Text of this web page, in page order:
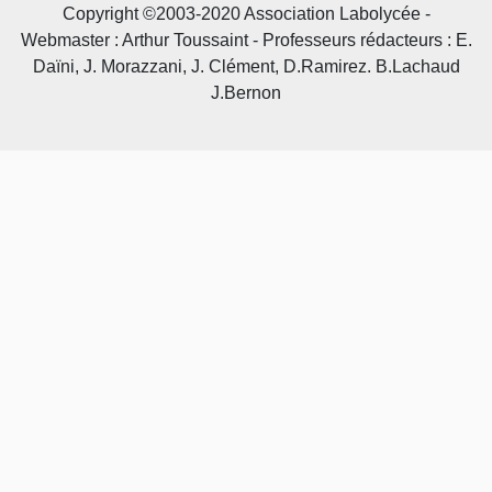
Copyright ©2003-2020 Association Labolycée -
Webmaster : Arthur Toussaint - Professeurs rédacteurs : E.
Daïni, J. Morazzani, J. Clément, D.Ramirez. B.Lachaud
J.Bernon